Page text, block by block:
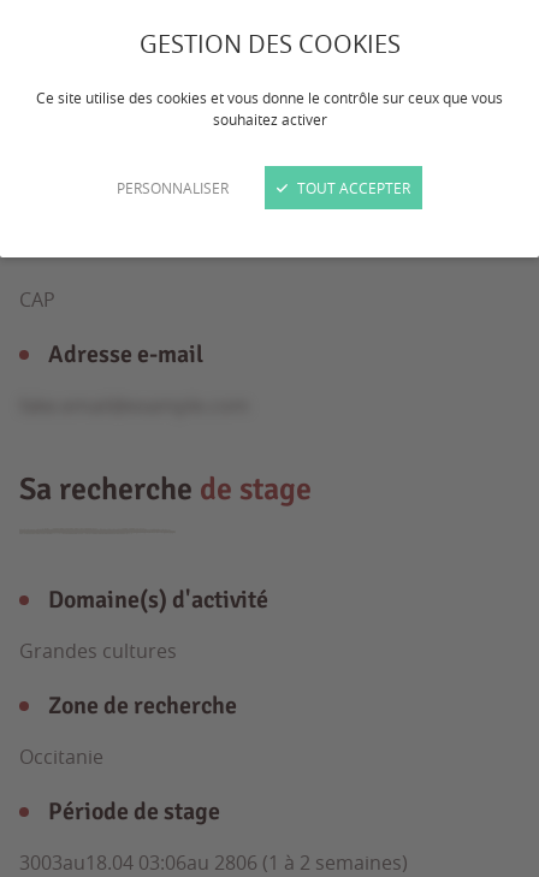
GESTION DES COOKIES
Ce site utilise des cookies et vous donne le contrôle sur ceux que vous
souhaitez activer
PERSONNALISER TOUT ACCEPTER
profil
CAP
Adresse e-mail
Sa recherche de stage
Domaine(s) d'activité
Grandes cultures
Zone de recherche
Occitanie
Période de stage
3003au18.04 03:06au 2806 (1 à 2 semaines)